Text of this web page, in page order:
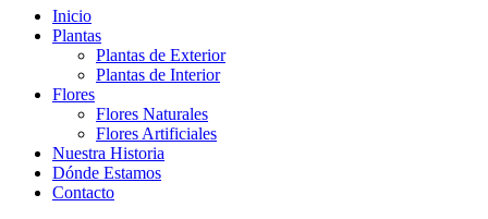
Inicio
Plantas
Plantas de Exterior
Plantas de Interior
Flores
Flores Naturales
Flores Artificiales
Nuestra Historia
Dónde Estamos
Contacto